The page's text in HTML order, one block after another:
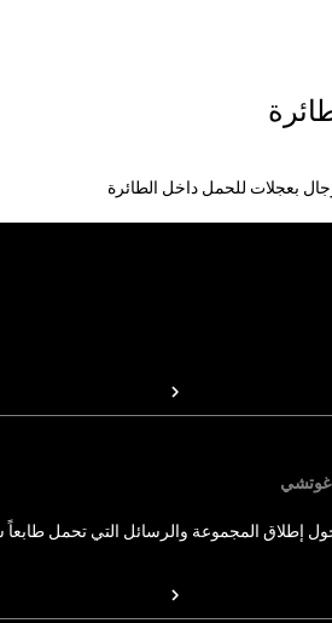
بعجلات للحمل داخل الطائرة
غوتشي
إطلاق المجموعة والرسائل التي تحمل طابعاً